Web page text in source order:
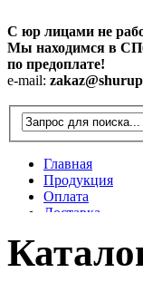
С юр лицами не
Мы находимся в
по предоплате!
e-mail:
Главная
Продукция
Оплата
Доставка
Статьи